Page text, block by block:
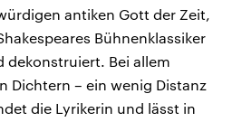
antiken Gott der Zeit,
Bühnenklassiker
dekonstruiert. Bei allem
Dichtern – ein wenig Distanz
die Lyrikerin und lässt in